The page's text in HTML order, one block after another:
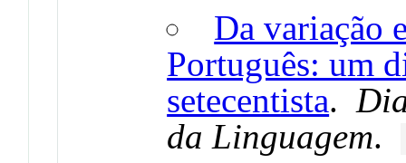
Da variação
Português: um
setecentista.
da Linguagem.